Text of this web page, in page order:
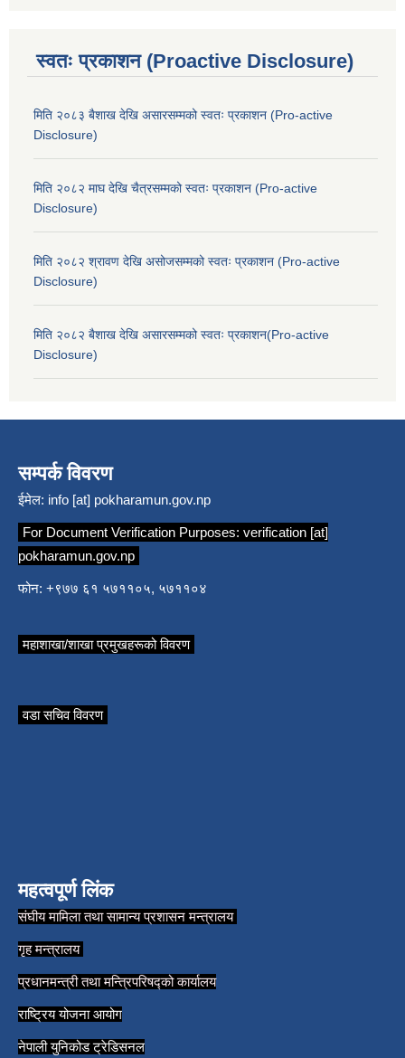
स्वतः प्रकाशन (Proactive Disclosure)
मिति २०८३ बैशाख देखि असारसम्मको स्वतः प्रकाशन (Pro-active
Disclosure)
मिति २०८२ माघ देखि चैत्रसम्मको स्वतः प्रकाशन (Pro-active
Disclosure)
मिति २०८२ श्रावण देखि असोजसम्मको स्वतः प्रकाशन (Pro-active
Disclosure)
मिति २०८२ बैशाख देखि असारसम्मको स्वतः प्रकाशन(Pro-active
Disclosure)
सम्पर्क विवरण
ईमेल: info [at] pokharamun.gov.np
For Document Verification Purposes: verification [at]
pokharamun.gov.np
फोन: +९७७ ६१ ५७११०५, ५७११०४
महाशाखा/शाखा प्रमुखहरूको विवरण
वडा सचिव विवरण
महत्वपूर्ण लिंक
संघीय मामिला तथा सामान्य प्रशासन मन्त्रालय
गृह मन्त्रालय
प्रधानमन्त्री तथा मन्त्रिपरिषद्को कार्यालय
राष्ट्रिय योजना आयोग
नेपाली युनिकोड ट्रेडिसनल